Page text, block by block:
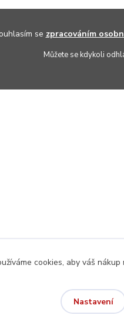
se zpracováním
Můžete se kdykoli
cookies, aby váš
Nastavení